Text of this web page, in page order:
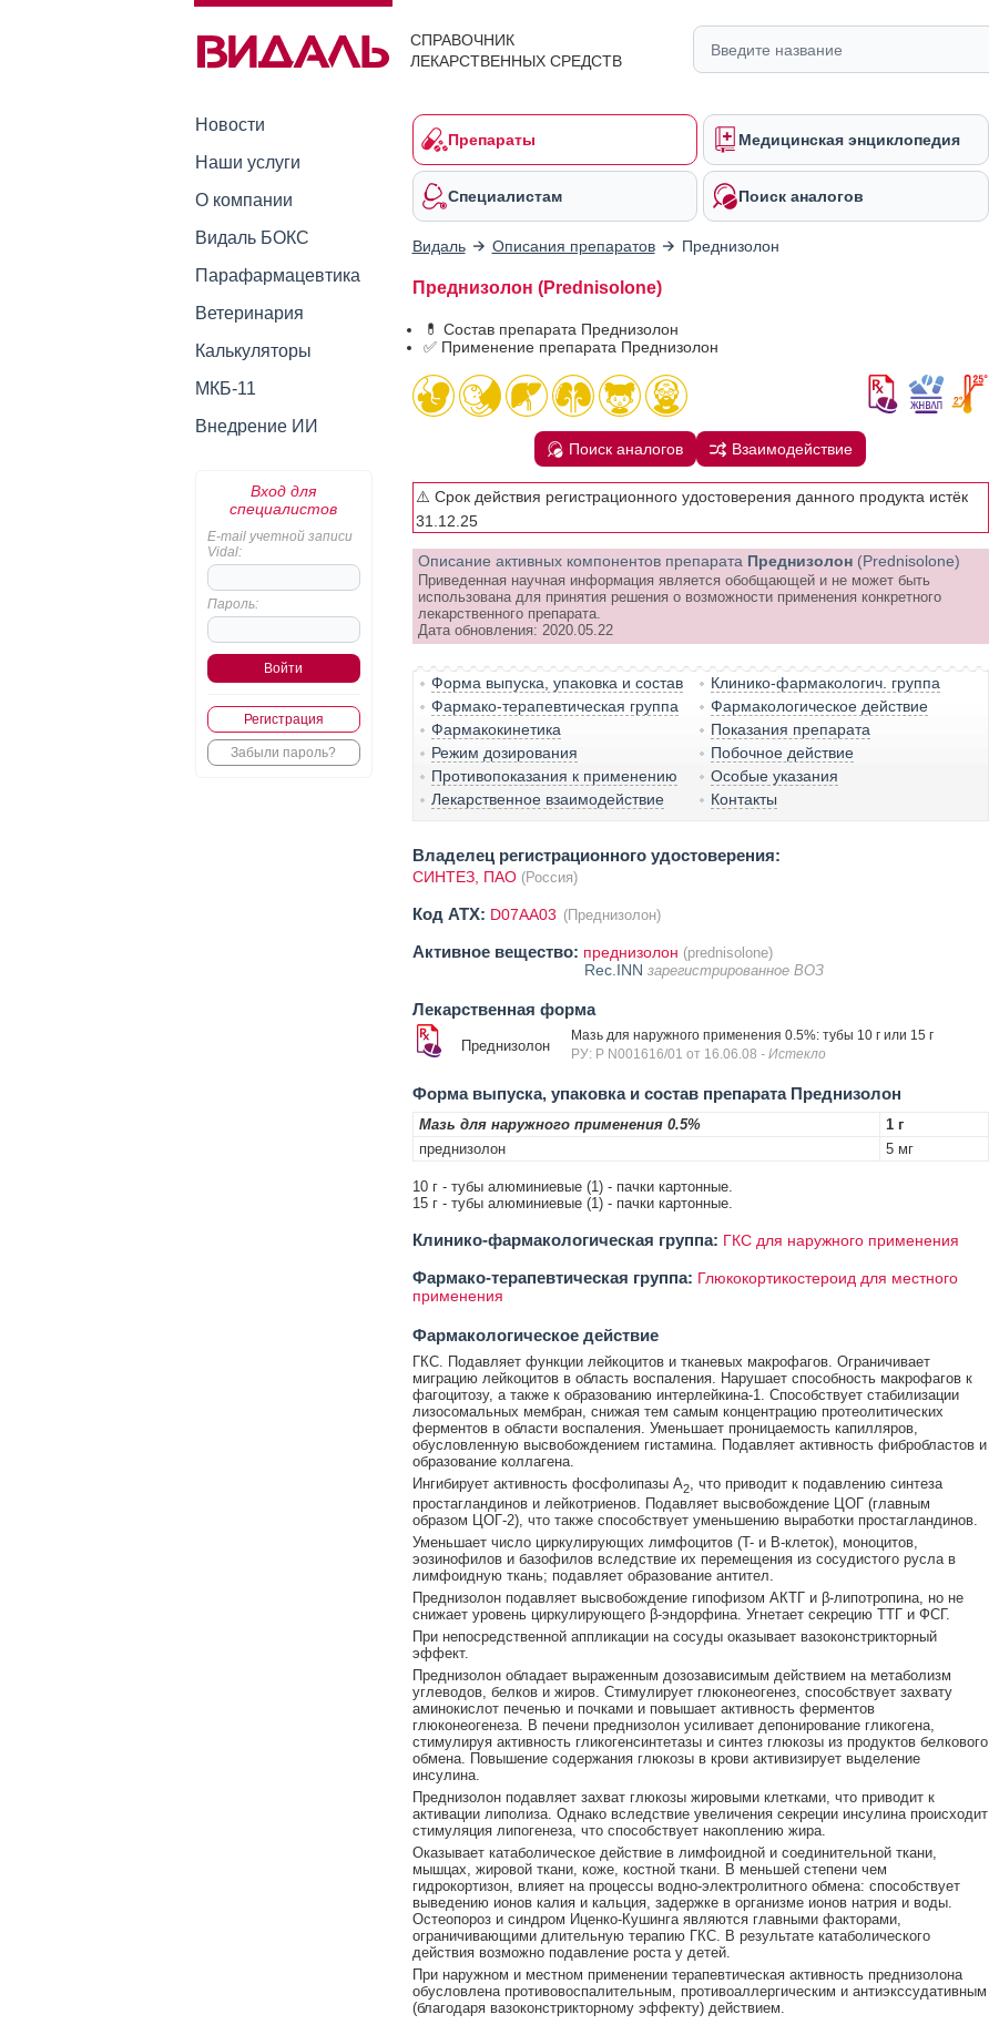
СПРАВОЧНИК
ЛЕКАРСТВЕННЫХ СРЕДСТВ
Новости
Наши услуги
О компании
Видаль БОКС
Парафармацевтика
Ветеринария
Калькуляторы
МКБ-11
Внедрение ИИ
Вход для
специалистов
E-mail учетной записи
Vidal:
Пароль:
Регистрация
Забыли пароль?
Препараты Медицинская энциклопедия
Специалистам Поиск аналогов
Видаль Описания препаратов Преднизолон
Преднизолон (Prednisolone)
💊 Состав препарата Преднизолон
✅ Применение препарата Преднизолон
Поиск аналогов Взаимодействие
⚠️ Срок действия регистрационного удостоверения данного продукта истёк
31.12.25
Описание активных компонентов препарата Преднизолон (Prednisolone)
Приведенная научная информация является обобщающей и не может быть
использована для принятия решения о возможности применения конкретного
лекарственного препарата.
Дата обновления: 2020.05.22
Форма выпуска, упаковка и состав
Клинико-фармакологич. группа
Фармако-терапевтическая группа
Фармакологическое действие
Фармакокинетика
Показания препарата
Режим дозирования
Побочное действие
Противопоказания к применению
Особые указания
Лекарственное взаимодействие
Контакты
Владелец регистрационного удостоверения:
СИНТЕЗ, ПАО (Россия)
Код ATX: D07AA03 (Преднизолон)
Активное вещество: преднизолон (prednisolone)
Rec.INN зарегистрированное ВОЗ
Лекарственная форма
Преднизолон
Мазь для наружного применения 0.5%: тубы 10 г или 15 г
РУ: Р N001616/01 от 16.06.08 - Истекло
Форма выпуска, упаковка и состав препарата Преднизолон
Мазь для наружного применения 0.5%
1 г
преднизолон
5 мг
10 г - тубы алюминиевые (1) - пачки картонные.
15 г - тубы алюминиевые (1) - пачки картонные.
Клинико-фармакологическая группа: ГКС для наружного применения
Фармако-терапевтическая группа: Глюкокортикостероид для местного
применения
Фармакологическое действие
ГКС. Подавляет функции лейкоцитов и тканевых макрофагов. Ограничивает
миграцию лейкоцитов в область воспаления. Нарушает способность макрофагов к
фагоцитозу, а также к образованию интерлейкина-1. Способствует стабилизации
лизосомальных мембран, снижая тем самым концентрацию протеолитических
ферментов в области воспаления. Уменьшает проницаемость капилляров,
обусловленную высвобождением гистамина. Подавляет активность фибробластов и
образование коллагена.
Ингибирует активность фосфолипазы А2, что приводит к подавлению синтеза
простагландинов и лейкотриенов. Подавляет высвобождение ЦОГ (главным
образом ЦОГ-2), что также способствует уменьшению выработки простагландинов.
Уменьшает число циркулирующих лимфоцитов (T- и B-клеток), моноцитов,
эозинофилов и базофилов вследствие их перемещения из сосудистого русла в
лимфоидную ткань; подавляет образование антител.
Преднизолон подавляет высвобождение гипофизом АКТГ и β-липотропина, но не
снижает уровень циркулирующего β-эндорфина. Угнетает секрецию ТТГ и ФСГ.
При непосредственной аппликации на сосуды оказывает вазоконстрикторный
эффект.
Преднизолон обладает выраженным дозозависимым действием на метаболизм
углеводов, белков и жиров. Стимулирует глюконеогенез, способствует захвату
аминокислот печенью и почками и повышает активность ферментов
глюконеогенеза. В печени преднизолон усиливает депонирование гликогена,
стимулируя активность гликогенсинтетазы и синтез глюкозы из продуктов белкового
обмена. Повышение содержания глюкозы в крови активизирует выделение
инсулина.
Преднизолон подавляет захват глюкозы жировыми клетками, что приводит к
активации липолиза. Однако вследствие увеличения секреции инсулина происходит
стимуляция липогенеза, что способствует накоплению жира.
Оказывает катаболическое действие в лимфоидной и соединительной ткани,
мышцах, жировой ткани, коже, костной ткани. В меньшей степени чем
гидрокортизон, влияет на процессы водно-электролитного обмена: способствует
выведению ионов калия и кальция, задержке в организме ионов натрия и воды.
Остеопороз и синдром Иценко-Кушинга являются главными факторами,
ограничивающими длительную терапию ГКС. В результате катаболического
действия возможно подавление роста у детей.
При наружном и местном применении терапевтическая активность преднизолона
обусловлена противовоспалительным, противоаллергическим и антиэкссудативным
(благодаря вазоконстрикторному эффекту) действием.